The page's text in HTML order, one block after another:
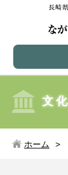
文
ホーム